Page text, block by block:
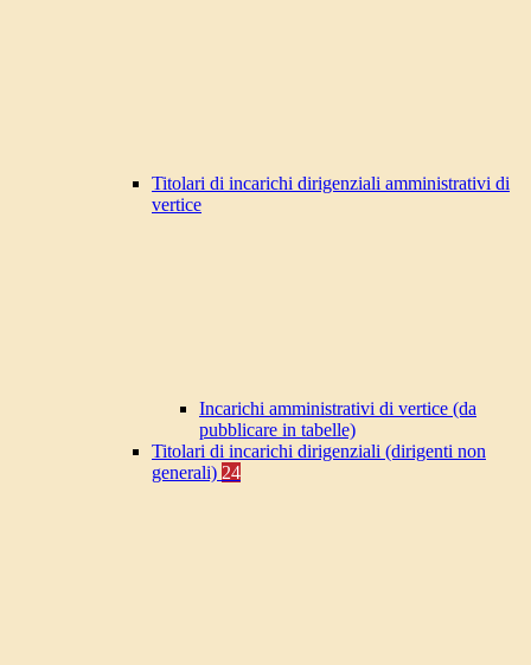
Titolari di incarichi dirigenziali amministrativi di
vertice
Incarichi amministrativi di vertice (da
pubblicare in tabelle)
Titolari di incarichi dirigenziali (dirigenti non
generali) 24